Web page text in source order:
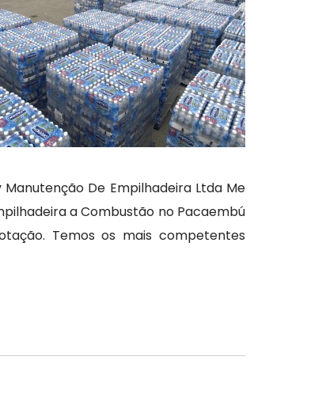
De Empilhadeira Ltda Me
a Combustão no Pacaembú
Temos os mais competentes